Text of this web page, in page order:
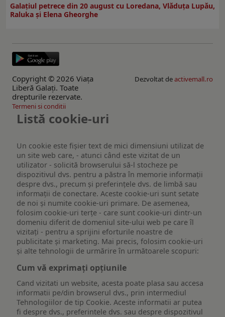
Galaţiul petrece din 20 august cu Loredana, Vlăduța Lupău,
Raluka și Elena Gheorghe
Copyright © 2026 Viaţa
Liberă Galaţi. Toate
drepturile rezervate.
Dezvoltat deactivemall.ro
Termeni si conditii
Listă cookie-uri
Un cookie este fişier text de mici dimensiuni utilizat de
un site web care, - atunci când este vizitat de un
utilizator - solicită browserului să-l stocheze pe
dispozitivul dvs. pentru a păstra în memorie informații
despre dvs., precum și preferințele dvs. de limbă sau
informații de conectare. Aceste cookie-uri sunt setate
de noi și numite cookie-uri primare. De asemenea,
folosim cookie-uri terțe - care sunt cookie-uri dintr-un
domeniu diferit de domeniul site-ului web pe care îl
vizitați - pentru a sprijini eforturile noastre de
publicitate și marketing. Mai precis, folosim cookie-uri
și alte tehnologii de urmărire în următoarele scopuri:
Cum vă exprimați opțiunile
Cand vizitati un website, acesta poate plasa sau accesa
informatii pe/din browserul dvs., prin intermediul
Tehnologiilor de tip Cookie. Aceste informatii ar putea
fi despre dvs., preferintele dvs. sau despre dispozitivul